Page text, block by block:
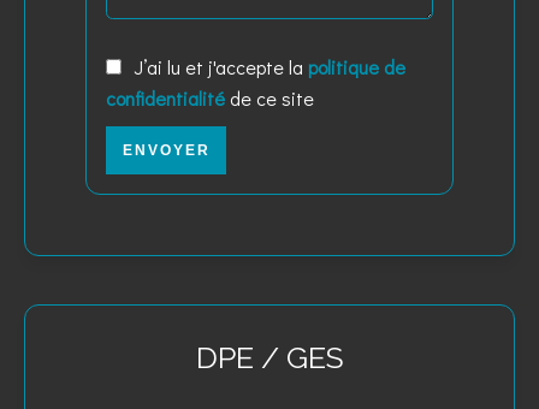
J’ai lu et j'accepte la politique de
confidentialité de ce site
ENVOYER
DPE / GES